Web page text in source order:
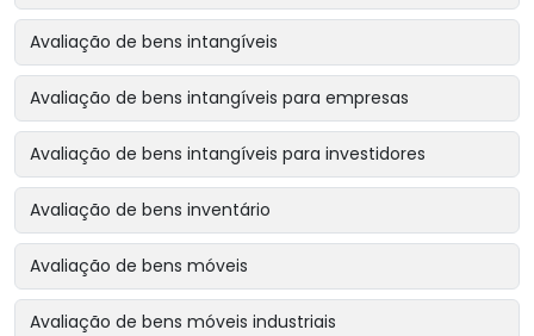
Avaliação de bens intangíveis
Avaliação de bens intangíveis para empresas
Avaliação de bens intangíveis para investidores
Avaliação de bens inventário
Avaliação de bens móveis
Avaliação de bens móveis industriais